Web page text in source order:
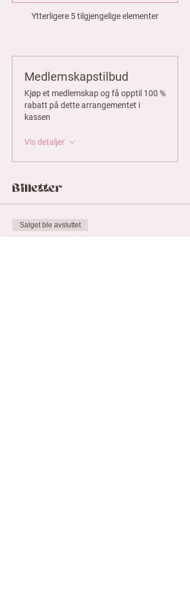
Ytterligere 5 tilgjengelige elementer
Medlemskapstilbud
Kjøp et medlemskap og få opptil 100 %
rabatt på dette arrangementet i
kassen
Vis detaljer
Billetter
Salget ble avsluttet